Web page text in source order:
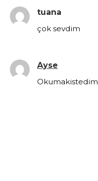
tuana
çok sevdim
Ayse
Okumakistedim